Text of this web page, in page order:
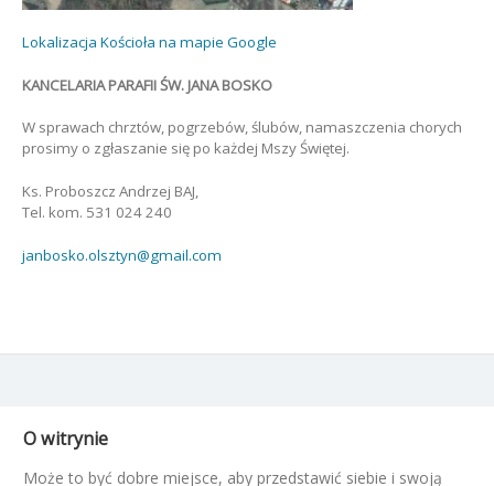
Lokalizacja Kościoła na mapie Google
KANCELARIA PARAFII ŚW. JANA BOSKO
W sprawach chrztów, pogrzebów, ślubów, namaszczenia chorych
prosimy o zgłaszanie się po każdej Mszy Świętej.
Ks. Proboszcz Andrzej BAJ,
Tel. kom. 531 024 240
janbosko.olsztyn@gmail.com
O witrynie
Może to być dobre miejsce, aby przedstawić siebie i swoją